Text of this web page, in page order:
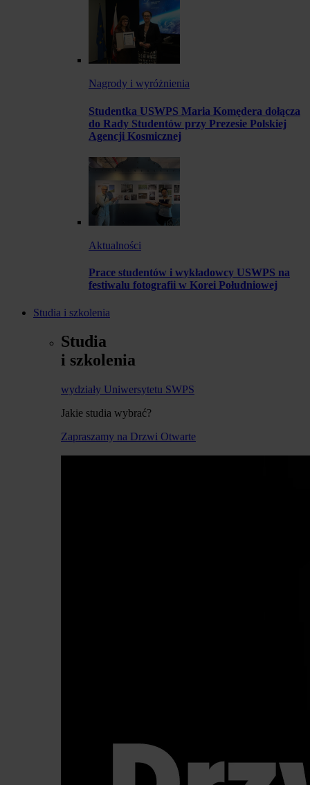
Nagrody i wyróżnienia
Studentka USWPS Maria Komędera dołącza
do Rady Studentów przy Prezesie Polskiej
Agencji Kosmicznej
Aktualności
Prace studentów i wykładowcy USWPS na
festiwalu fotografii w Korei Południowej
Studia i szkolenia
Studia
i szkolenia
wydziały Uniwersytetu SWPS
Jakie studia wybrać?
Zapraszamy na Drzwi Otwarte